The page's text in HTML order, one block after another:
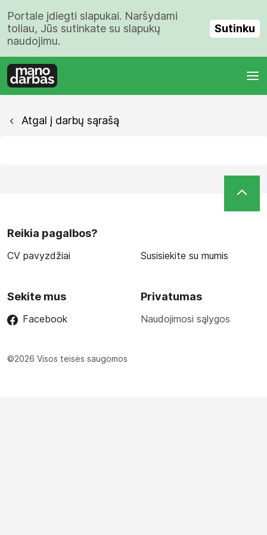
Portale įdiegti slapukai. Naršydami
toliau, Jūs sutinkate su slapukų
naudojimu.
Sutinku
Atgal į darbų sąrašą
Reikia pagalbos?
CV pavyzdžiai Susisiekite su mumis
Sekite mus
Facebook
Privatumas
Naudojimosi sąlygos
©2026 Visos teisės saugomos